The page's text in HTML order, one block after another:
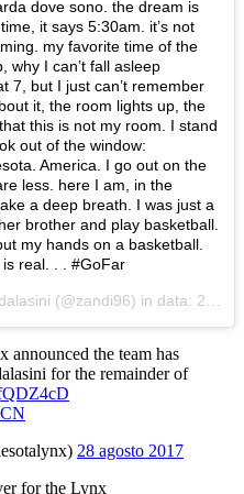
dove sono. the dream is
it says 5:30am. it’s not
my favorite time of the
why I can’t fall asleep
7, but I just can’t remember
it, the room lights up, the
this is not my room. I stand
out of the window:
America. I go out on the
less. here I am, in the
a deep breath. I was just a
brother and play basketball.
my hands on a basketball.
real. . . #GoFar
(@zandi96) in data: 29 Ago 2017 alle ore 03:57 PDT
the team has
for the remainder of
28 agosto 2017
for the Lynx